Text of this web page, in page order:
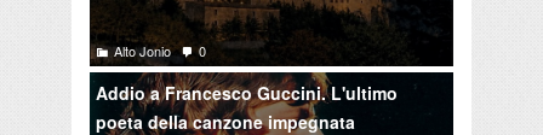
Alto Jonio 0
Addio a Francesco Guccini. L'ultimo
poeta della canzone impegnata